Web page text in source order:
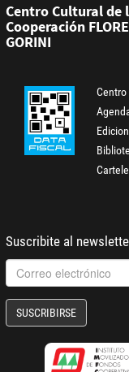
Centro Cultural de
Cooperación
GORINI
Suscribite al
SUSCRIBIRSE